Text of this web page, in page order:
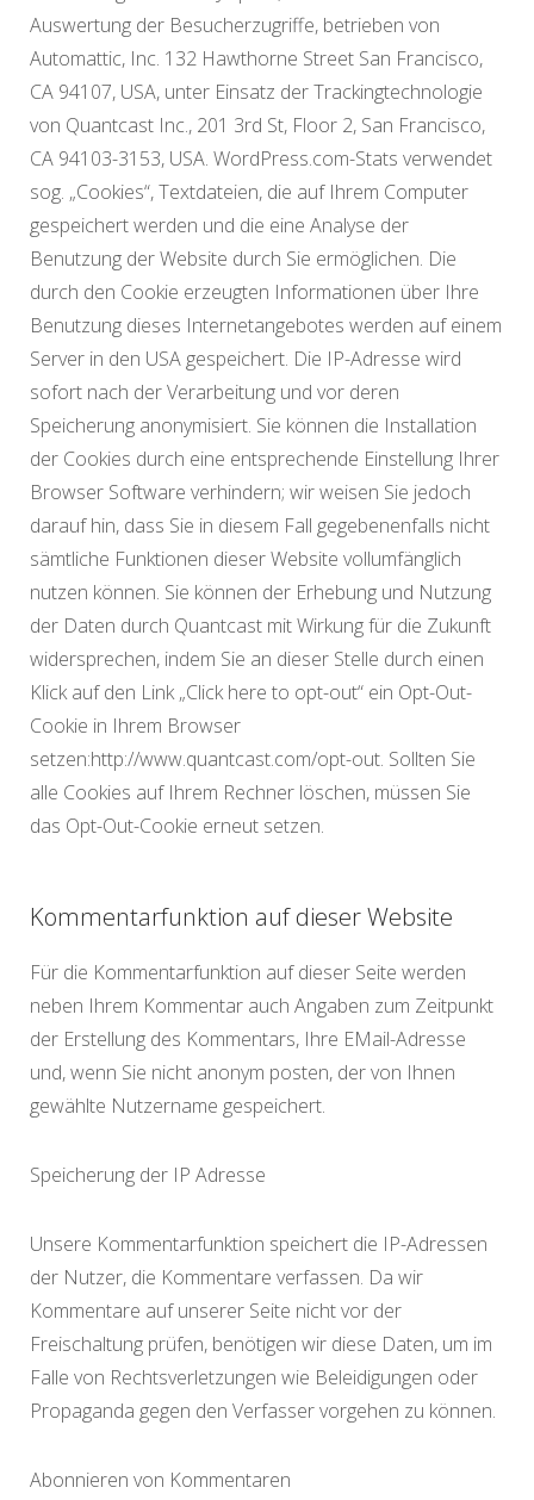
Auswertung der Besucherzugriffe, betrieben von
Automattic, Inc. 132 Hawthorne Street San Francisco,
CA 94107, USA, unter Einsatz der Trackingtechnologie
von Quantcast Inc., 201 3rd St, Floor 2, San Francisco,
CA 94103-3153, USA. WordPress.com-Stats verwendet
sog. „Cookies“, Textdateien, die auf Ihrem Computer
gespeichert werden und die eine Analyse der
Benutzung der Website durch Sie ermöglichen. Die
durch den Cookie erzeugten Informationen über Ihre
Benutzung dieses Internetangebotes werden auf einem
Server in den USA gespeichert. Die IP-Adresse wird
sofort nach der Verarbeitung und vor deren
Speicherung anonymisiert. Sie können die Installation
der Cookies durch eine entsprechende Einstellung Ihrer
Browser Software verhindern; wir weisen Sie jedoch
darauf hin, dass Sie in diesem Fall gegebenenfalls nicht
sämtliche Funktionen dieser Website vollumfänglich
nutzen können. Sie können der Erhebung und Nutzung
der Daten durch Quantcast mit Wirkung für die Zukunft
widersprechen, indem Sie an dieser Stelle durch einen
Klick auf den Link „Click here to opt-out“ ein Opt-Out-
Cookie in Ihrem Browser
setzen:http://www.quantcast.com/opt-out. Sollten Sie
alle Cookies auf Ihrem Rechner löschen, müssen Sie
das Opt-Out-Cookie erneut setzen.
Kommentarfunktion auf dieser Website
Für die Kommentarfunktion auf dieser Seite werden
neben Ihrem Kommentar auch Angaben zum Zeitpunkt
der Erstellung des Kommentars, Ihre EMail-Adresse
und, wenn Sie nicht anonym posten, der von Ihnen
gewählte Nutzername gespeichert.
Speicherung der IP Adresse
Unsere Kommentarfunktion speichert die IP-Adressen
der Nutzer, die Kommentare verfassen. Da wir
Kommentare auf unserer Seite nicht vor der
Freischaltung prüfen, benötigen wir diese Daten, um im
Falle von Rechtsverletzungen wie Beleidigungen oder
Propaganda gegen den Verfasser vorgehen zu können.
Abonnieren von Kommentaren